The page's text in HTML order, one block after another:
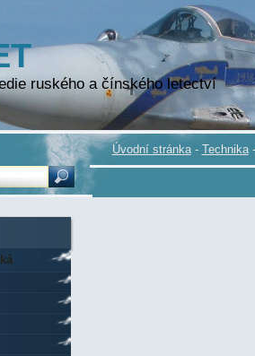
ruského a čínského letectví
Úvodní stránka - Technika -